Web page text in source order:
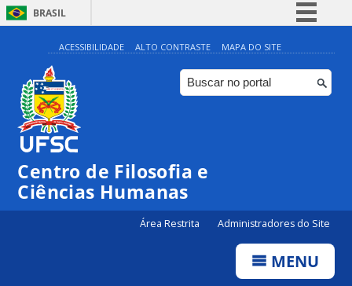
BRASIL
Simplifique!
Comunica BR
Participe
ACESSIBILIDADE ALTO CONTRASTE MAPA DO SITE
Centro de Filosofia e
Ciências Humanas
Área Restrita Administradores do Site
MENU